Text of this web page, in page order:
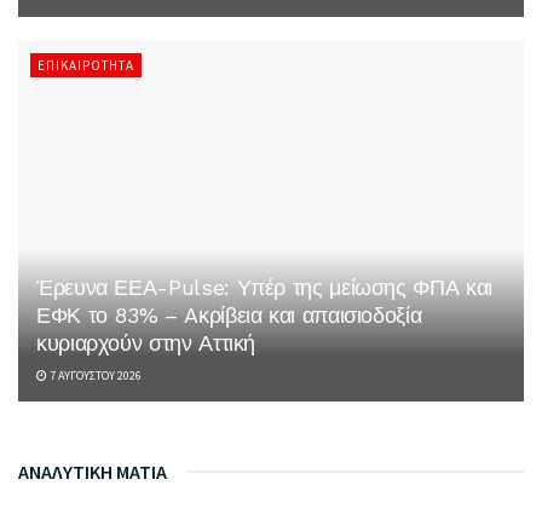
ΕΠΙΚΑΙΡΌΤΗΤΑ
Έρευνα ΕΕΑ-Pulse: Υπέρ της μείωσης ΦΠΑ και
ΕΦΚ το 83% – Aκρίβεια και απαισιοδοξία
κυριαρχούν στην Αττική
7 ΑΥΓΟΎΣΤΟΥ 2026
ΑΝΑΛΥΤΙΚΗ ΜΑΤΙΑ